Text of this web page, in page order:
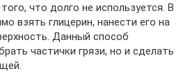
что долго не используется. В
взять глицерин, нанести его на
Данный способ
частички грязи, но и сделать